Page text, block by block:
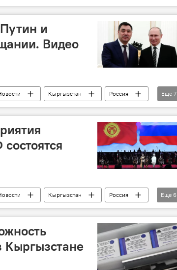
Садыр Жапаров
Сочи
и
Видео
Кыргызстан
Россия
Путин
Садыр Жапаров
Еще 7
Кыргызстан
Россия
Садыр Жапаров
перекрестный год
Еще 6
Кыргызстане